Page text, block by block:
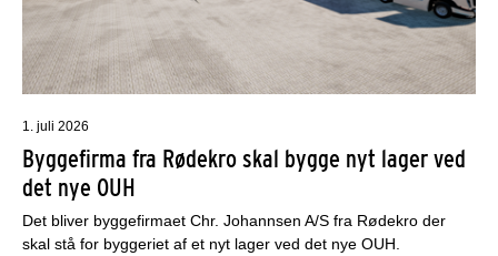
1. juli 2026
Byggefirma fra Rødekro skal bygge nyt lager ved
det nye OUH
Det bliver byggefirmaet Chr. Johannsen A/S fra Rødekro der
skal stå for byggeriet af et nyt lager ved det nye OUH.